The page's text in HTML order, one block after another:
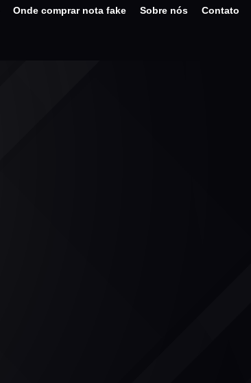
Onde comprar nota fake Sobre nós Contato